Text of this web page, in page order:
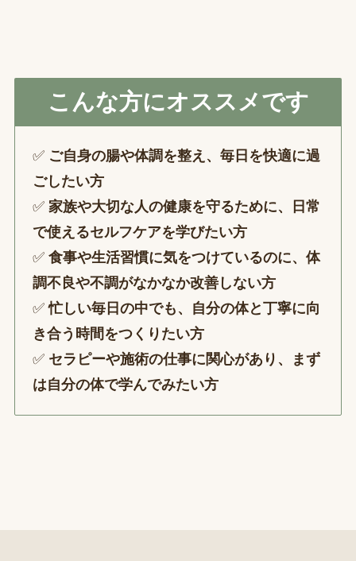
こんな方にオススメです
✅ ご自身の腸や体調を整え、毎日を快適に過
ごしたい方
✅家族や大切な人の健康を守るために、日常
で使えるセルフケアを学びたい方
✅食事や生活習慣に気をつけているのに、体
調不良や不調がなかなか改善しない方
✅忙しい毎日の中でも、自分の体と丁寧に向
き合う時間をつくりたい方
✅ セラピーや施術の仕事に関心があり、まず
は自分の体で学んでみたい方